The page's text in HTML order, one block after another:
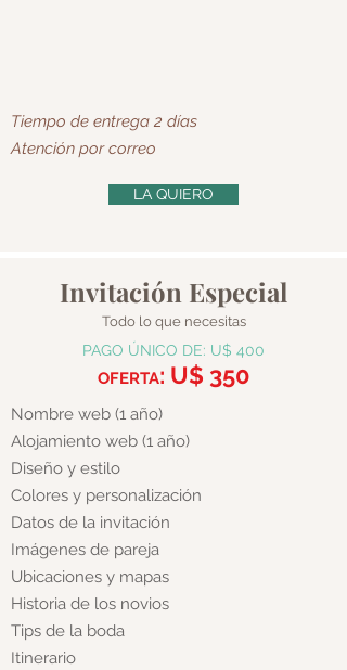
Tiempo de entrega 2 días
Atención por correo
LA QUIERO
Invitación Especial
Todo lo que necesitas
PAGO ÚNICO DE: U$ 400
OFERTA: U$ 350
Nombre web (1 año)
Alojamiento web (1 año)
Diseño y estilo
Colores y personalización
Datos de la invitación
Imágenes de pareja
Ubicaciones y mapas
Historia de los novios
Tips de la boda
Itinerario